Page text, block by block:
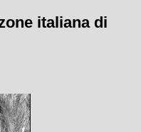
italiana di